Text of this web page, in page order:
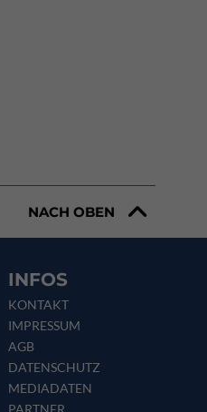
NACH OBEN
INFOS
KONTAKT
IMPRESSUM
AGB
DATENSCHUTZ
MEDIADATEN
PARTNER